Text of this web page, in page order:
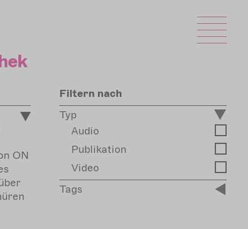
ON
Filtern nach
Typ
Audio
Publikation
Video
Tags